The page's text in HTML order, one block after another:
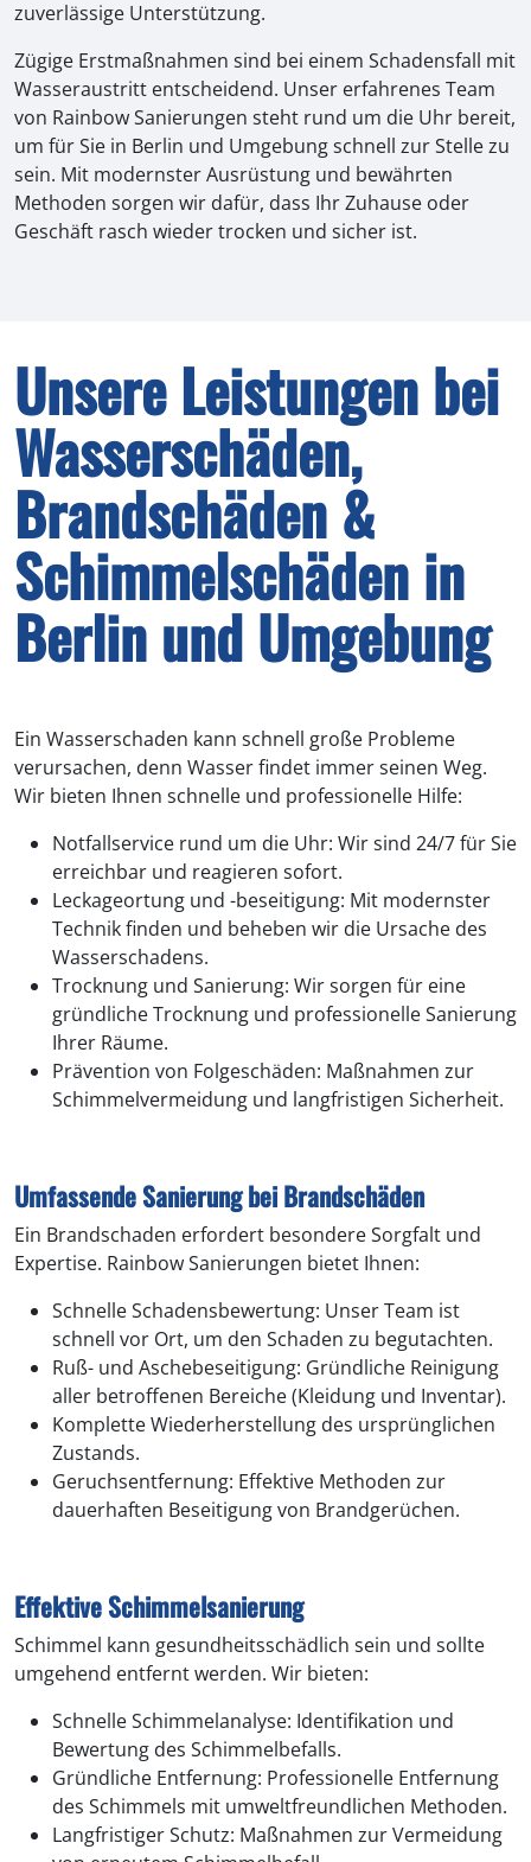
zuverlässige Unterstützung.
Zügige Erstmaßnahmen sind bei einem Schadensfall mit
Wasseraustritt entscheidend. Unser erfahrenes Team
von Rainbow Sanierungen steht rund um die Uhr bereit,
um für Sie in Berlin und Umgebung schnell zur Stelle zu
sein. Mit modernster Ausrüstung und bewährten
Methoden sorgen wir dafür, dass Ihr Zuhause oder
Geschäft rasch wieder trocken und sicher ist.
Unsere Leistungen bei
Wasserschäden,
Brandschäden &
Schimmelschäden in
Berlin und Umgebung
Ein Wasserschaden kann schnell große Probleme
verursachen, denn Wasser findet immer seinen Weg.
Wir bieten Ihnen schnelle und professionelle Hilfe:
Notfallservice rund um die Uhr: Wir sind 24/7 für Sie
erreichbar und reagieren sofort.
Leckageortung und -beseitigung: Mit modernster
Technik finden und beheben wir die Ursache des
Wasserschadens.
Trocknung und Sanierung: Wir sorgen für eine
gründliche Trocknung und professionelle Sanierung
Ihrer Räume.
Prävention von Folgeschäden: Maßnahmen zur
Schimmelvermeidung und langfristigen Sicherheit.
Umfassende Sanierung bei Brandschäden
Ein Brandschaden erfordert besondere Sorgfalt und
Expertise. Rainbow Sanierungen bietet Ihnen:
Schnelle Schadensbewertung: Unser Team ist
schnell vor Ort, um den Schaden zu begutachten.
Ruß- und Aschebeseitigung: Gründliche Reinigung
aller betroffenen Bereiche (Kleidung und Inventar).
Komplette Wiederherstellung des ursprünglichen
Zustands.
Geruchsentfernung: Effektive Methoden zur
dauerhaften Beseitigung von Brandgerüchen.
Effektive Schimmelsanierung
Schimmel kann gesundheitsschädlich sein und sollte
umgehend entfernt werden. Wir bieten:
Schnelle Schimmelanalyse: Identifikation und
Bewertung des Schimmelbefalls.
Gründliche Entfernung: Professionelle Entfernung
des Schimmels mit umweltfreundlichen Methoden.
Langfristiger Schutz: Maßnahmen zur Vermeidung